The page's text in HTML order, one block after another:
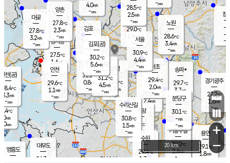
의도
℃
m/s
mm
영흥도
과천
29.0℃
2.4m/s
- mm
용인
29.1℃
1.8m/s
경기광주
27.2℃
1.6m/s
-mm
대부도
24.3
경서동
27.5℃
1.6 m/s
-mm
4.0m/s
-mm
대곶
27.8℃
3.2m/s
-mm
창
-
-m/
-
의왕
- ℃
m/s
mm
김포
- ℃
-m/s
mm
광명
31.0
℃
2.7 m/s
-mm
부천
31.1℃
0.8m/s
-mm
양촌
27.8℃
2.3m/s
-mm
구로
31.2℃
4.5m/s
-mm
은평
29.0℃
2.9 m/s
- mm
노원
28.6℃
3.4m/s
-mm
송파*
29.7℃
3.7m/s
-mm
서초
29.4℃
2.0m/s
-mm
-mm
기흥구갈
29.0℃
2.4m/s
-
수리산길
30.8℃
1.5m/s
-mm
분당구
30.1℃
-m/s
-mm
28.5℃
2.5m/s
-mm
인천(공)
28.4℃
3.3m/s
-mm
김포(공)
30.2℃
5.6m/s
-mm
수원
29.4℃
1.7 m/s
인천
29.6℃
1.1 m/s
-mm
서울
30.9℃
4.4m/s
-mm
+
−
20 km